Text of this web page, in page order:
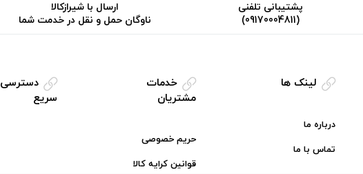
پشتیبانی تلفنی
(09170004811)
ارسال با شیرازکالا
ناوگان حمل و نقل در خدمت شما
لینک ها
درباره ما
تماس با ما
خدمات
مشتریان
حریم خصوصی
قوانین کرایه کالا
دسترسی
سریع